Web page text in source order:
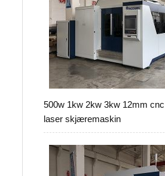
500w 1kw 2kw 3kw 12mm
laser skjæremaskin